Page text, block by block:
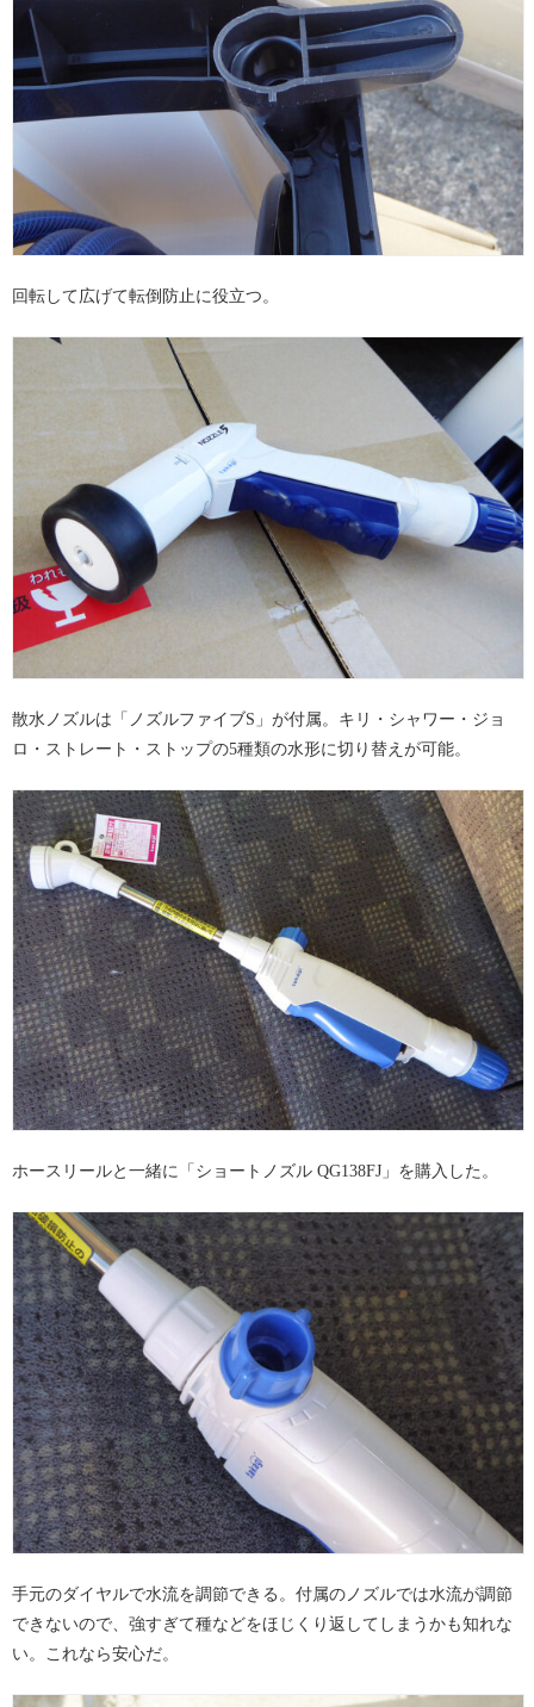
回転して広げて転倒防止に役立つ。
散水ノズルは「ノズルファイブS」が付属。キリ・シャワー・ジョ
ロ・ストレート・ストップの5種類の水形に切り替えが可能。
ホースリールと一緒に「ショートノズル QG138FJ」を購入した。
手元のダイヤルで水流を調節できる。付属のノズルでは水流が調節
できないので、強すぎて種などをほじくり返してしまうかも知れな
い。これなら安心だ。